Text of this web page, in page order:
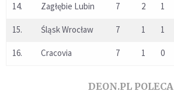
14. Zagłębie Lubin 7 2 1
15. Śląsk Wrocław 7 1 1
16. Cracovia 7 1 0
DEON.PL POLECA